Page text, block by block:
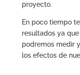
proyecto.
En poco tiempo
resultados ya
podremos medir
los efectos de